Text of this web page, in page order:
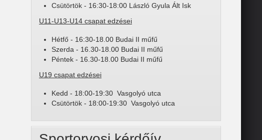
Csütörtök - 16:30-18:00 László Gyula Ált Isk
U11-U13-U14 csapat edzései
Hétfő - 16:30-18.00 Budai II műfű
Szerda - 16.30-18.00 Budai II műfű
Péntek - 16.30-18.00 Budai II műfű
U19 csapat edzései
Kedd - 18:00-19:30 Vasgolyó utca
Csütörtök - 18:00-19:30 Vasgolyó utca